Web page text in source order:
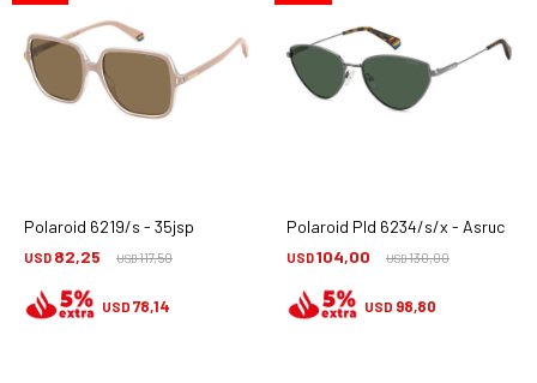
Polaroid 6219/s - 35jsp
USD 82,25 USD117,50
USD 78,14
Polaroid Pld 6234/s/x - Asruc
USD104,00 USD130,00
USD 98,80